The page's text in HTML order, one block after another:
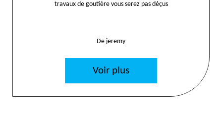
travaux de goutière vous serez pas déçus
De jeremy
Voir plus